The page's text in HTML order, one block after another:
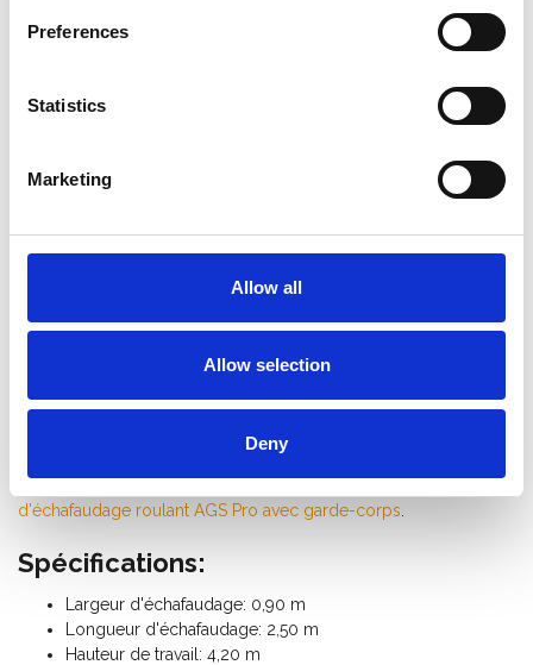
Preferences
Statistics
Marketing
Allow all
Allow selection
Deny
L'échafaudage roulant AGS Pro convient aux travaux
L'échafaudage roulant avec garde-corps avant est équipé
, réglables en hauteur
Cet échafaudage roulant professionnel de ASC est équipé
d'une
main courante à hauteur des genoux et des
hauteur de travail de 10 mètres.
l'échafaudage mobile ASC AGS PRO
garde-corps avant, ou consultez lemanuel d'instructions
d'échafaudage roulant AGS Pro avec garde-corps
Spécifications:
Largeur d'échafaudage: 0,90 m
Longueur d'échafaudage: 2,50 m
Hauteur de travail: 4,20 m